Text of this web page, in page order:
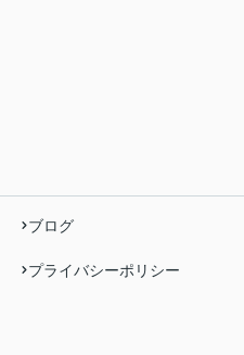
ブログ
プライバシーポリシー